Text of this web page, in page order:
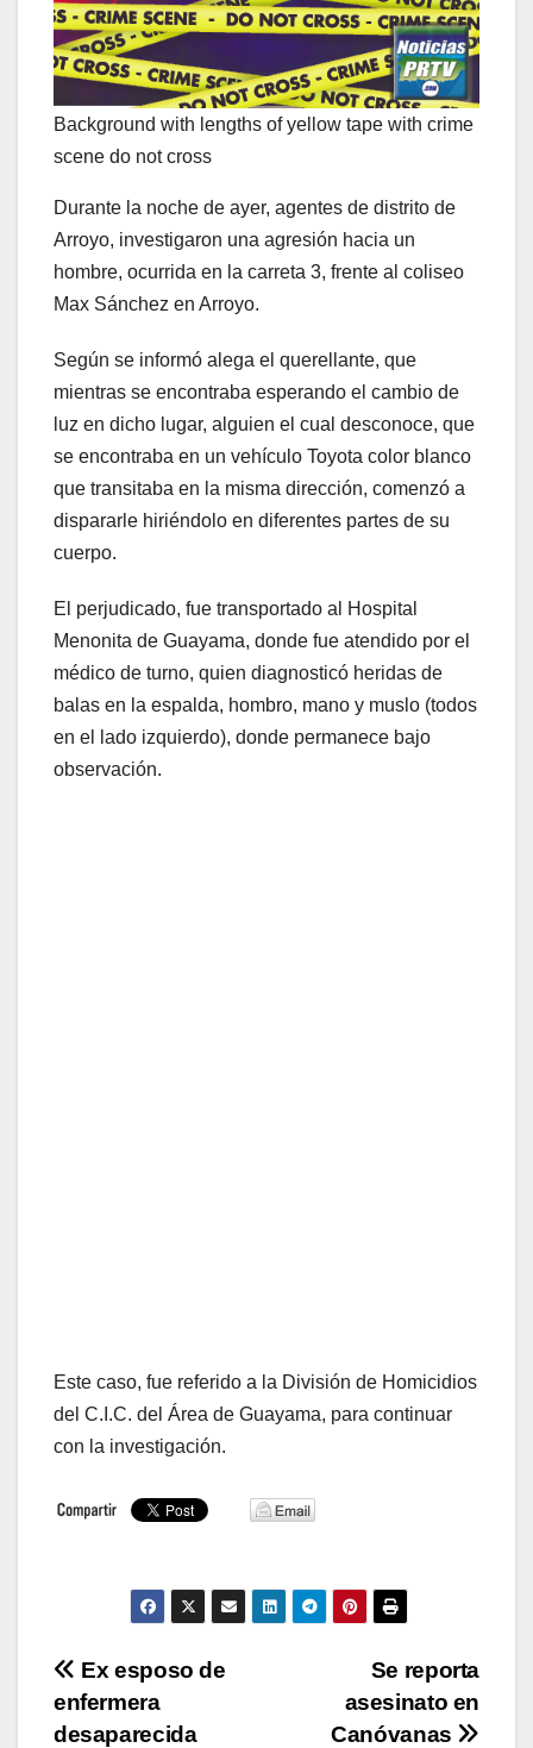
Background with lengths of yellow tape with crime
scene do not cross
Durante la noche de ayer, agentes de distrito de
Arroyo, investigaron una agresión hacia un
hombre, ocurrida en la carreta 3, frente al coliseo
Max Sánchez en Arroyo.
Según se informó alega el querellante, que
mientras se encontraba esperando el cambio de
luz en dicho lugar, alguien el cual desconoce, que
se encontraba en un vehículo Toyota color blanco
que transitaba en la misma dirección, comenzó a
dispararle hiriéndolo en diferentes partes de su
cuerpo.
El perjudicado, fue transportado al Hospital
Menonita de Guayama, donde fue atendido por el
médico de turno, quien diagnosticó heridas de
balas en la espalda, hombro, mano y muslo (todos
en el lado izquierdo), donde permanece bajo
observación.
Este caso, fue referido a la División de Homicidios
del C.I.C. del Área de Guayama, para continuar
con la investigación.
Navegación
de
Se reporta
asesinato en
Canóvanas
Ex esposo de
enfermera
desaparecida